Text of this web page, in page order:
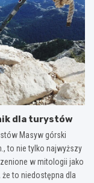
dla turystów
Masyw górski
to nie tylko najwyższy
w mitologii jako
to niedostępna dla